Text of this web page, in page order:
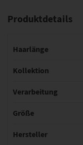
Produktdetails
Haarlänge
Kollektion
Verarbeitung
Größe
Hersteller